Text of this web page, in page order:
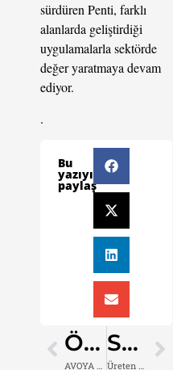
sürdüren Penti, farklı
alanlarda geliştirdiği
uygulamalarla sektörde
değer yaratmaya devam
ediyor.
.
Bu
yazıyı
paylaş
ÖNCEKI SONRAKI